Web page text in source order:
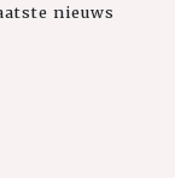
nieuws